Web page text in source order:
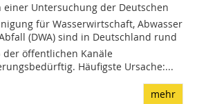
einer Untersuchung der Deutschen
für Wasserwirtschaft, Abwasser
(DWA) sind in Deutschland rund
der öffentlichen Kanäle
Häufigste Ursache:...
mehr